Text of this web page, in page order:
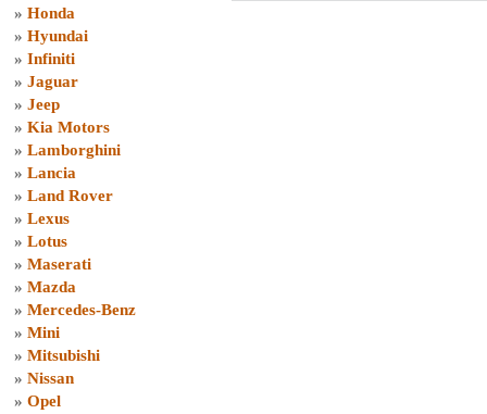
» Honda
» Hyundai
» Infiniti
» Jaguar
» Jeep
» Kia Motors
» Lamborghini
» Lancia
» Land Rover
» Lexus
» Lotus
» Maserati
» Mazda
» Mercedes-Benz
» Mini
» Mitsubishi
» Nissan
» Opel